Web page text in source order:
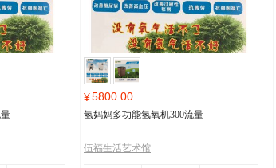
¥5800.00
氢妈妈多功能氢氧机300流量
伍福生活艺术馆